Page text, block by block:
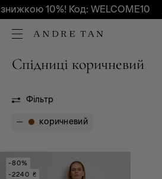
10%! Код: WELCOME10
Спідниці коричневий
Фільтр
OUTLET
Блузи, туніки, сорочки
Верхній одяг
Піджаки, жакети,
коричневий
-80%
-2240 ₴